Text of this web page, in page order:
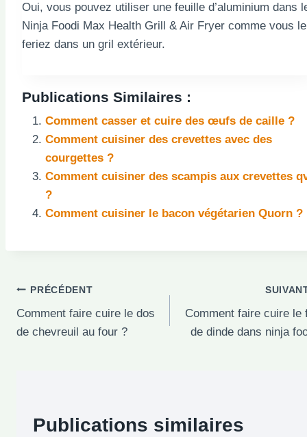
Oui, vous pouvez utiliser une feuille d’aluminium dans
Ninja Foodi Max Health Grill & Air Fryer comme vous le
feriez dans un gril extérieur.
Publications Similaires :
Comment casser et cuire des œufs de caille ?
Comment cuisiner des crevettes avec des
courgettes ?
Comment cuisiner des scampis aux crevettes
?
Comment cuisiner le bacon végétarien Quorn ?
Navigation
de
PRÉCÉDENT
Comment faire cuire le dos
de chevreuil au four ?
Comment faire cuire le
de dinde dans ninja
Publications similaires